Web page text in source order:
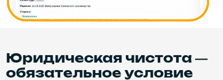
Юридическая чистота —
обязательное условие